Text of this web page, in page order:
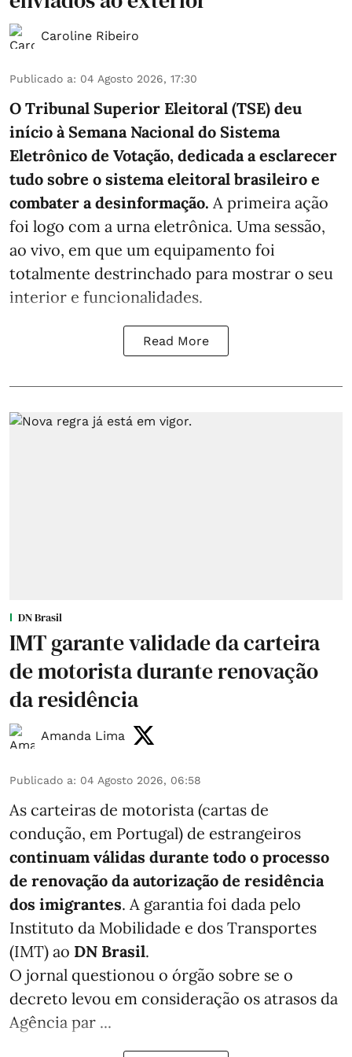
Caroline Ribeiro
Publicado a: 04 Agosto 2026, 17:30
O Tribunal Superior Eleitoral (TSE) deu
início à Semana Nacional do Sistema
Eletrônico de Votação, dedicada a esclarecer
tudo sobre o sistema eleitoral brasileiro e
combater a desinformação. A primeira ação
foi logo com a urna eletrônica. Uma sessão,
ao vivo, em que um equipamento foi
totalmente destrinchado para mostrar o seu
interior e funcionalidades.
Read More
DN Brasil
IMT garante validade da carteira
de motorista durante renovação
da residência
Amanda Lima
Publicado a: 04 Agosto 2026, 06:58
As carteiras de motorista (cartas de
condução, em Portugal) de estrangeiros
continuam válidas durante todo o processo
de renovação da autorização de residência
dos imigrantes. A garantia foi dada pelo
Instituto da Mobilidade e dos Transportes
(IMT) ao DN Brasil.
O jornal questionou o órgão sobre se o
decreto levou em consideração os atrasos da
Agência par ...